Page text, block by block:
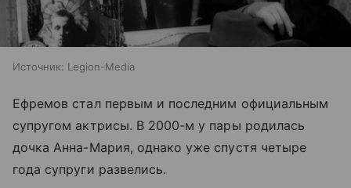
Источник: Legion-Media
Ефремов стал первым и последним официальным
супругом актрисы. В 2000-м у пары родилась
дочка Анна-Мария, однако уже спустя четыре
года супруги развелись.